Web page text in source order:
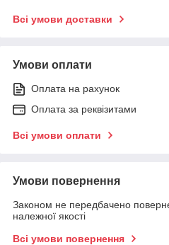
Всі умови доставки
Умови оплати
Оплата на рахунок
Оплата за реквізитами
Всі умови оплати
Умови повернення
Законом не передбачено
належної якості
Всі умови повернення